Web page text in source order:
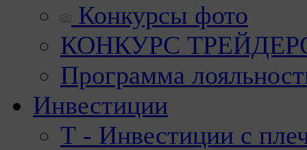
Конкурсы фото
КОНКУРС
Программа
Инвестиции
Т - Инвестиции с